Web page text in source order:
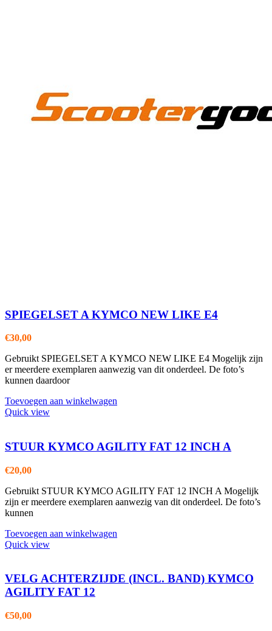
SPIEGELSET A KYMCO NEW LIKE E4
€30,00
Gebruikt SPIEGELSET A KYMCO NEW LIKE E4 Mogelijk zijn
er meerdere exemplaren aanwezig van dit onderdeel. De foto’s
kunnen daardoor
Toevoegen aan winkelwagen
Quick view
STUUR KYMCO AGILITY FAT 12 INCH A
€20,00
Gebruikt STUUR KYMCO AGILITY FAT 12 INCH A Mogelijk
zijn er meerdere exemplaren aanwezig van dit onderdeel. De foto’s
kunnen
Toevoegen aan winkelwagen
Quick view
VELG ACHTERZIJDE (INCL. BAND) KYMCO
AGILITY FAT 12
€50,00